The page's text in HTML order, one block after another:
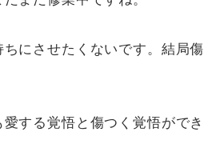
にさせたくないです。結局傷
する覚悟と傷つく覚悟ができ